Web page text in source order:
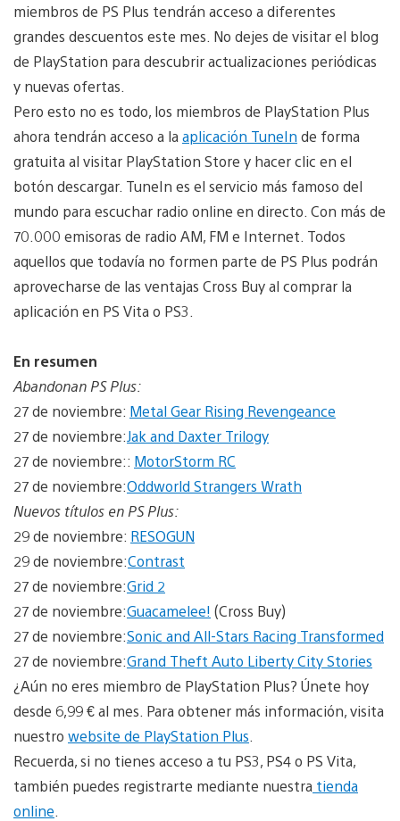
miembros de PS Plus tendrán acceso a diferentes
grandes descuentos este mes. No dejes de visitar el blog
de PlayStation para descubrir actualizaciones periódicas
y nuevas ofertas.
Pero esto no es todo, los miembros de PlayStation Plus
ahora tendrán acceso a la aplicación TuneIn de forma
gratuita al visitar PlayStation Store y hacer clic en el
botón descargar. TuneIn es el servicio más famoso del
mundo para escuchar radio online en directo. Con más de
70.000 emisoras de radio AM, FM e Internet. Todos
aquellos que todavía no formen parte de PS Plus podrán
aprovecharse de las ventajas Cross Buy al comprar la
aplicación en PS Vita o PS3.
En resumen
Abandonan PS Plus:
27 de noviembre: Metal Gear Rising Revengeance
27 de noviembre:Jak and Daxter Trilogy
27 de noviembre:: MotorStorm RC
27 de noviembre:Oddworld Strangers Wrath
Nuevos títulos en PS Plus:
29 de noviembre: RESOGUN
29 de noviembre:Contrast
27 de noviembre:Grid 2
27 de noviembre:Guacamelee! (Cross Buy)
27 de noviembre:Sonic and All-Stars Racing Transformed
27 de noviembre:Grand Theft Auto Liberty City Stories
¿Aún no eres miembro de PlayStation Plus? Únete hoy
desde 6,99 € al mes. Para obtener más información, visita
nuestro website de PlayStation Plus
Recuerda, si no tienes acceso a tu PS3, PS4 o PS Vita,
también puedes registrarte mediante nuestra tienda
online